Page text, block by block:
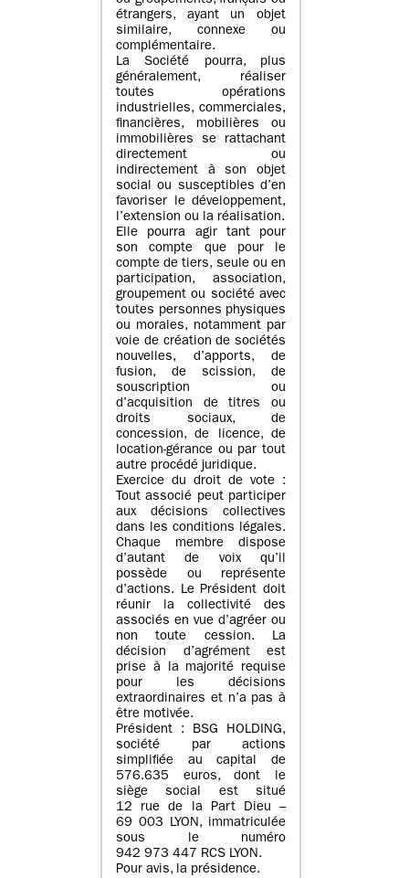
étrangers, ayant un objet
similaire, connexe ou
complémentaire.
La Société pourra, plus
généralement, réaliser
toutes opérations
industrielles, commerciales,
financières, mobilières ou
immobilières se rattachant
directement ou
indirectement à son objet
social ou susceptibles d’en
favoriser le développement,
l’extension ou la réalisation.
Elle pourra agir tant pour
son compte que pour le
compte de tiers, seule ou en
participation, association,
groupement ou société avec
toutes personnes physiques
ou morales, notamment par
voie de création de sociétés
nouvelles, d’apports, de
fusion, de scission, de
souscription ou
d’acquisition de titres ou
droits sociaux, de
concession, de licence, de
location-gérance ou par tout
autre procédé juridique.
Exercice du droit de vote :
Tout associé peut participer
aux décisions collectives
dans les conditions légales.
Chaque membre dispose
d’autant de voix qu’il
possède ou représente
d’actions. Le Président doit
réunir la collectivité des
associés en vue d’agréer ou
non toute cession. La
décision d’agrément est
prise à la majorité requise
pour les décisions
extraordinaires et n’a pas à
être motivée.
Président : BSG HOLDING,
société par actions
simplifiée au capital de
576.635 euros, dont le
siège social est situé
12 rue de la Part Dieu –
69 003 LYON, immatriculée
sous le numéro
942 973 447 RCS LYON.
Pour avis, la présidence.